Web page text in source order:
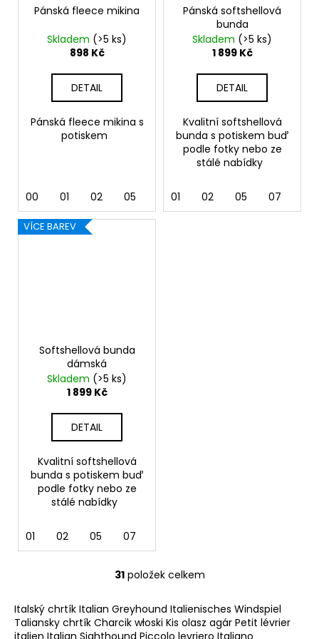
Pánská fleece mikina
Skladem (>5 ks)
898 Kč
DETAIL
Pánská fleece mikina s
potiskem
00 01 02 05 24 44 92
Pánská softshellová
bunda
Skladem (>5 ks)
1 899 Kč
DETAIL
Kvalitní softshellová
bunda s potiskem buď
podle fotky nebo ze
stálé nabídky
01 02 05 07
VÍCE BAREV
Softshellová bunda
dámská
Skladem (>5 ks)
1 899 Kč
DETAIL
Kvalitní softshellová
bunda s potiskem buď
podle fotky nebo ze
stálé nabídky
01 02 05 07
O
l
á
31položek celkem
Italský chrtík Italian Greyhound Italienisches Windspiel
Taliansky chrtík Charcik włoski Kis olasz agár Petit lévrier
italien Italian Sighthound Piccolo levriero Italiano